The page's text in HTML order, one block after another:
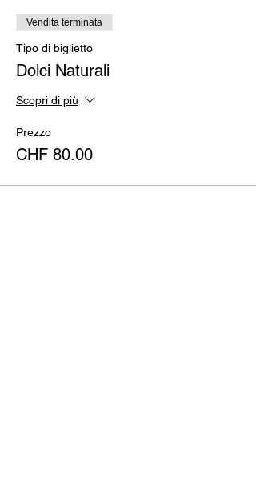
Vendita terminata
Tipo di biglietto
Dolci Naturali
Scopri di più
Prezzo
CHF 80.00